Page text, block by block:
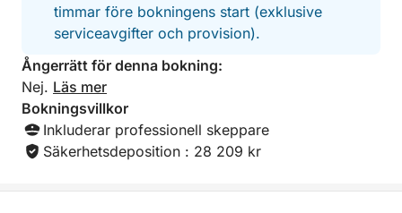
timmar före bokningens start (exklusive
serviceavgifter och provision).
Ångerrätt för denna bokning:
Nej. Läs mer
Bokningsvillkor
Inkluderar professionell skeppare
Säkerhetsdeposition : 28 209 kr